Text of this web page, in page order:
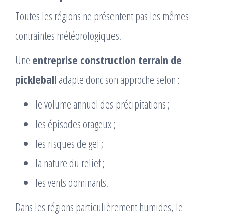
Toutes les régions ne présentent pas les mêmes
contraintes météorologiques.
Une entreprise construction terrain de
pickleball adapte donc son approche selon :
le volume annuel des précipitations ;
les épisodes orageux ;
les risques de gel ;
la nature du relief ;
les vents dominants.
Dans les régions particulièrement humides, le